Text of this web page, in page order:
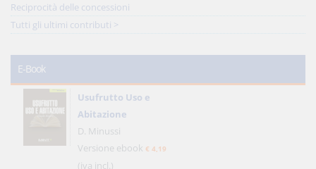
Reciprocità delle concessioni
Tutti gli ultimi contributi >
E-Book
Usufrutto Uso e
Abitazione
D. Minussi
Versione ebook € 4,19
(iva incl.)